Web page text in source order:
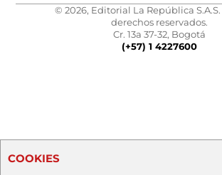
© 2026, Editorial La República S.A.S.
derechos reservados.
Cr. 13a 37-32, Bogotá
(+57) 1 4227600
COOKIES